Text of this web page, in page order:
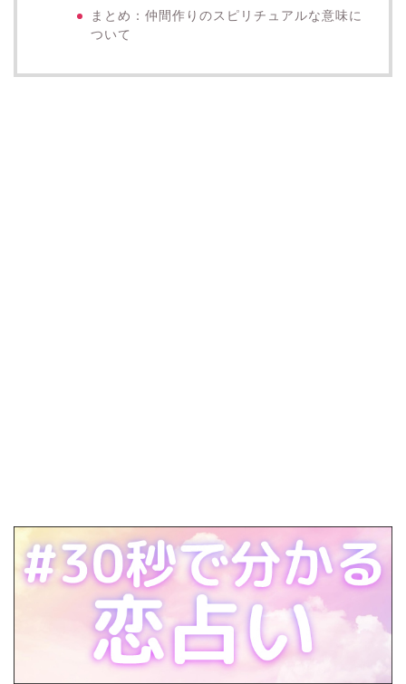
まとめ：仲間作りのスピリチュアルな意味に
ついて